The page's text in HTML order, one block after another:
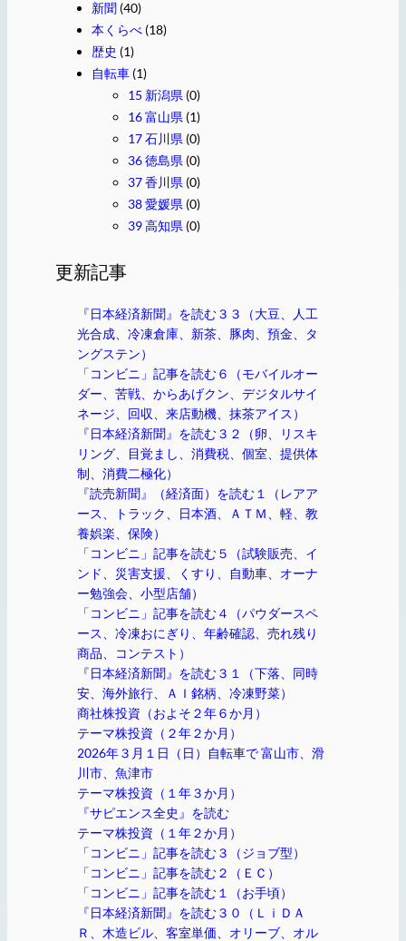
新聞(40)
本くらべ(18)
歴史 (1)
自転車(1)
15 新潟県 (0)
16 富山県 (1)
17 石川県 (0)
36 徳島県 (0)
37 香川県 (0)
38 愛媛県 (0)
39 高知県 (0)
更新記事
『日本経済新聞』を読む３３（大豆、人工
光合成、冷凍倉庫、新茶、豚肉、預金、タ
ングステン）
「コンビニ」記事を読む６（モバイルオー
ダー、苦戦、からあげクン、デジタルサイ
ネージ、回収、来店動機、抹茶アイス）
『日本経済新聞』を読む３２（卵、リスキ
リング、目覚まし、消費税、個室、提供体
制、消費二極化）
『読売新聞』（経済面）を読む１（レアア
ース、トラック、日本酒、ＡＴＭ、軽、教
養娯楽、保険）
「コンビニ」記事を読む５（試験販売、イ
ンド、災害支援、くすり、自動車、オーナ
ー勉強会、小型店舗）
「コンビニ」記事を読む４（パウダースペ
ース、冷凍おにぎり、年齢確認、売れ残り
商品、コンテスト）
『日本経済新聞』を読む３１（下落、同時
安、海外旅行、ＡＩ銘柄、冷凍野菜）
商社株投資（およそ２年６か月）
テーマ株投資（２年２か月）
2026年３月１日（日）自転車で 富山市、滑
川市、魚津市
テーマ株投資（１年３か月）
『サピエンス全史』を読む
テーマ株投資（１年２か月）
「コンビニ」記事を読む３（ジョブ型）
「コンビニ」記事を読む２（ＥＣ）
「コンビニ」記事を読む１（お手頃）
『日本経済新聞』を読む３０（ＬｉＤＡ
Ｒ、木造ビル、客室単価、オリーブ、オル